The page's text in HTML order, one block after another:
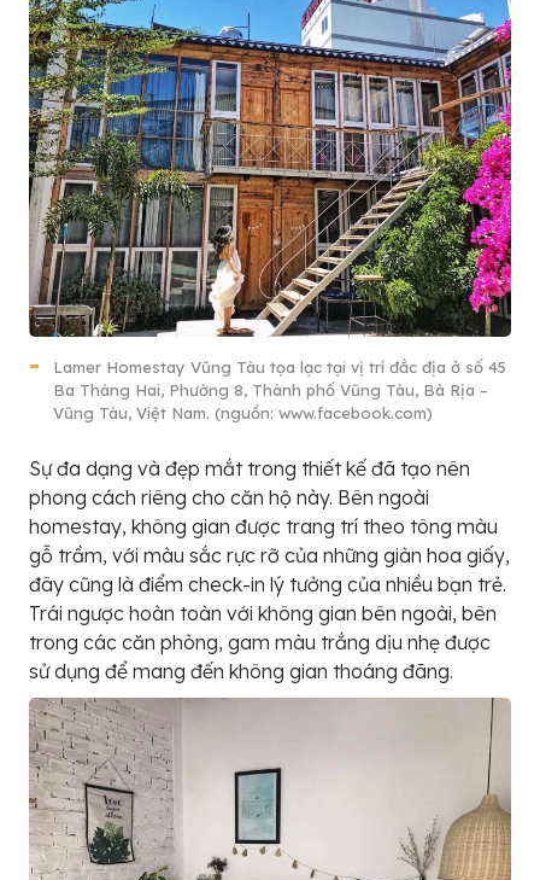
Lamer Homestay Vũng Tàu tọa lạc tại vị trí đắc địa ở số 45
Ba Tháng Hai, Phường 8, Thành phố Vũng Tàu, Bà Rịa –
Vũng Tàu, Việt Nam. (nguồn: www.facebook.com)
Sự đa dạng và đẹp mắt trong thiết kế đã tạo nên
phong cách riêng cho căn hộ này. Bên ngoài
homestay, không gian được trang trí theo tông màu
gỗ trầm, với màu sắc rực rỡ của những giàn hoa giấy,
đây cũng là điểm check-in lý tưởng của nhiều bạn trẻ.
Trái ngược hoàn toàn với không gian bên ngoài, bên
trong các căn phòng, gam màu trắng dịu nhẹ được
sử dụng để mang đến không gian thoáng đãng.